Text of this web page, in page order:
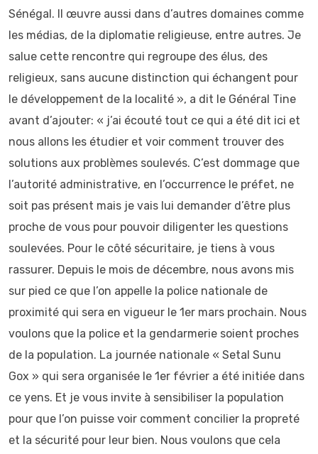
Sénégal. Il œuvre aussi dans d’autres domaines comme
les médias, de la diplomatie religieuse, entre autres. Je
salue cette rencontre qui regroupe des élus, des
religieux, sans aucune distinction qui échangent pour
le développement de la localité », a dit le Général Tine
avant d’ajouter: « j’ai écouté tout ce qui a été dit ici et
nous allons les étudier et voir comment trouver des
solutions aux problèmes soulevés. C’est dommage que
l’autorité administrative, en l’occurrence le préfet, ne
soit pas présent mais je vais lui demander d’être plus
proche de vous pour pouvoir diligenter les questions
soulevées. Pour le côté sécuritaire, je tiens à vous
rassurer. Depuis le mois de décembre, nous avons mis
sur pied ce que l’on appelle la police nationale de
proximité qui sera en vigueur le 1er mars prochain. Nous
voulons que la police et la gendarmerie soient proches
de la population. La journée nationale « Setal Sunu
Gox » qui sera organisée le 1er février a été initiée dans
ce yens. Et je vous invite à sensibiliser la population
pour que l’on puisse voir comment concilier la propreté
et la sécurité pour leur bien. Nous voulons que cela